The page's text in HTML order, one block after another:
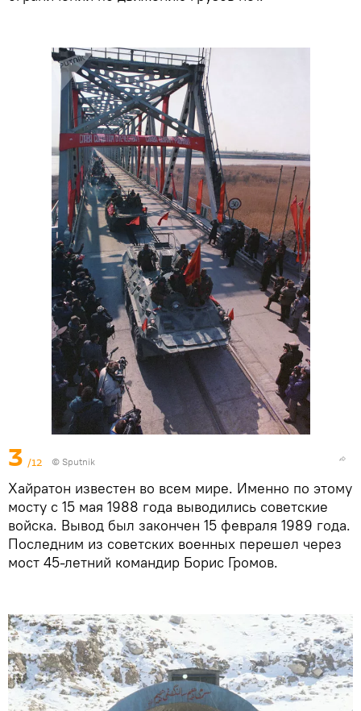
3 /12 © Sputnik
Хайратон известен во всем мире. Именно по этому
мосту с 15 мая 1988 года выводились советские
войска. Вывод был закончен 15 февраля 1989 года.
Последним из советских военных перешел через
мост 45-летний командир Борис Громов.